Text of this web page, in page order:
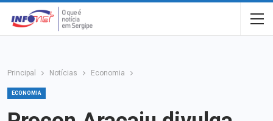
Principal Notícias Economia
ECONOMIA